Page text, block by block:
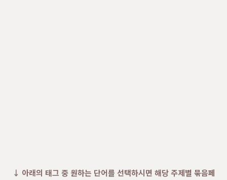
↓ 아래의 태그 중 원하는 단어를 선택하시면 해당 주제별 묶음페